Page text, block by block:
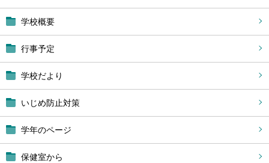
学校概要
行事予定
学校だより
いじめ防止対策
学年のページ
保健室から